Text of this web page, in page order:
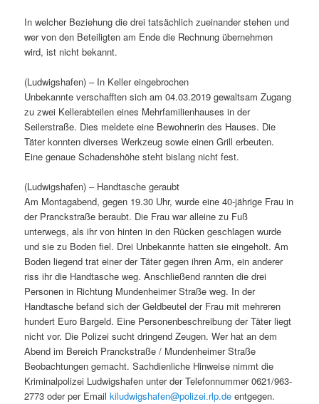
In welcher Beziehung die drei tatsächlich zueinander stehen und
wer von den Beteiligten am Ende die Rechnung übernehmen
wird, ist nicht bekannt.
(Ludwigshafen) – In Keller eingebrochen
Unbekannte verschafften sich am 04.03.2019 gewaltsam Zugang
zu zwei Kellerabteilen eines Mehrfamilienhauses in der
Seilerstraße. Dies meldete eine Bewohnerin des Hauses. Die
Täter konnten diverses Werkzeug sowie einen Grill erbeuten.
Eine genaue Schadenshöhe steht bislang nicht fest.
(Ludwigshafen) – Handtasche geraubt
Am Montagabend, gegen 19.30 Uhr, wurde eine 40-jährige Frau in
der Pranckstraße beraubt. Die Frau war alleine zu Fuß
unterwegs, als ihr von hinten in den Rücken geschlagen wurde
und sie zu Boden fiel. Drei Unbekannte hatten sie eingeholt. Am
Boden liegend trat einer der Täter gegen ihren Arm, ein anderer
riss ihr die Handtasche weg. Anschließend rannten die drei
Personen in Richtung Mundenheimer Straße weg. In der
Handtasche befand sich der Geldbeutel der Frau mit mehreren
hundert Euro Bargeld. Eine Personenbeschreibung der Täter liegt
nicht vor. Die Polizei sucht dringend Zeugen. Wer hat an dem
Abend im Bereich Pranckstraße / Mundenheimer Straße
Beobachtungen gemacht. Sachdienliche Hinweise nimmt die
Kriminalpolizei Ludwigshafen unter der Telefonnummer 0621/963-
2773 oder per Emailkiludwigshafen@polizei.rlp.de entgegen.